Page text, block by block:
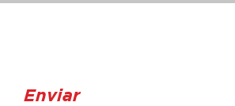
Enviar